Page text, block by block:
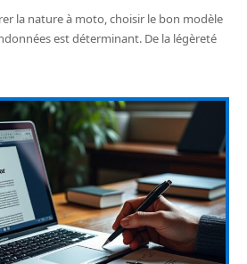
la nature à moto, choisir le bon modèle
est déterminant. De la légèreté